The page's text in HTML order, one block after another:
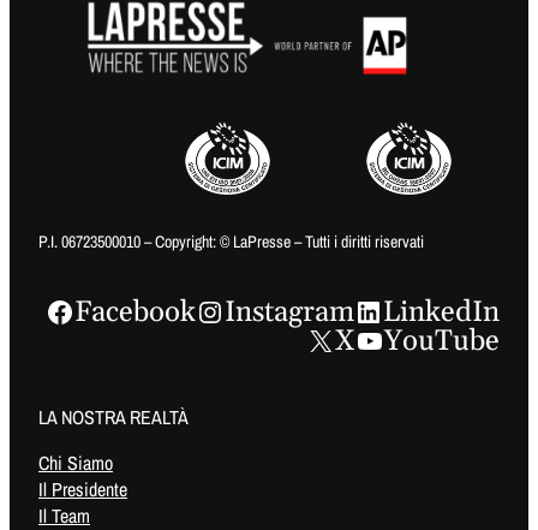
P.I. 06723500010 – Copyright: © LaPresse – Tutti i diritti riservati
Facebook Instagram
LinkedIn
X
YouTube
LA NOSTRA REALTÀ
Chi Siamo
Il Presidente
Il Team